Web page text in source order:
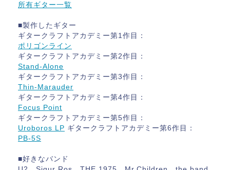
所有ギター一覧
■製作したギター
ギタークラフトアカデミー第1作目：
ポリゴンライン
ギタークラフトアカデミー第2作目：
Stand-Alone
ギタークラフトアカデミー第3作目：
Thin-Marauder
ギタークラフトアカデミー第4作目：
Focus Point
ギタークラフトアカデミー第5作目：
Uroboros LP ギタークラフトアカデミー第6作目：
PB-5S
■好きなバンド